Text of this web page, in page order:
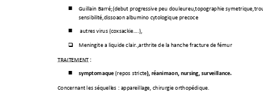
Guillain Barré;(debut progressive peu douleureu,topographie
sensibilité,dissotiation albumino cytologique precoce
autres virus (coxsackie….),
 Meningite a liquide clair.,arthrite de la hanche fracture de fémur
TRAITEMENT :
symptomatique (repos stricte), réanimation, nursing, surveillance.
Concernant les séquelles : appareillage, chirurgie orthopédique.